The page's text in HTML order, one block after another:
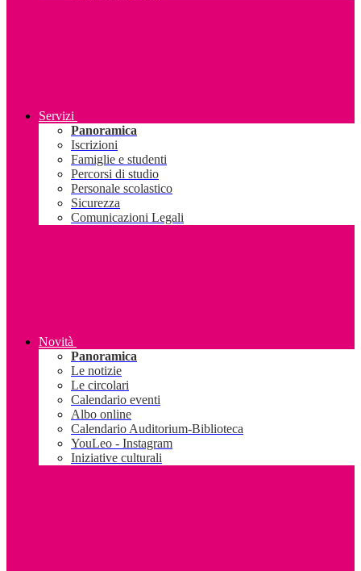
Servizi
Panoramica
Iscrizioni
Famiglie e studenti
Percorsi di studio
Personale scolastico
Sicurezza
Comunicazioni Legali
Novità
Panoramica
Le notizie
Le circolari
Calendario eventi
Albo online
Calendario Auditorium-Biblioteca
YouLeo - Instagram
Iniziative culturali